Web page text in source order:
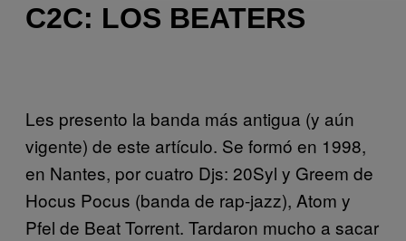
C2C: LOS BEATERS
Les presento la banda más antigua (y aún
vigente) de este artículo. Se formó en 1998,
en Nantes, por cuatro Djs: 20Syl y Greem de
Hocus Pocus (banda de rap-jazz), Atom y
Pfel de Beat Torrent. Tardaron mucho a sacar